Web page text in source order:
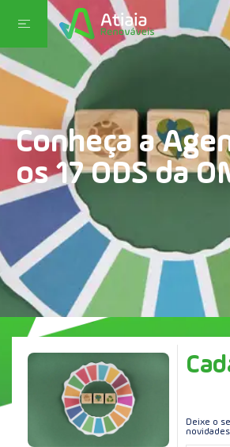
Conheça a
os 17 ODS da
Deixe o